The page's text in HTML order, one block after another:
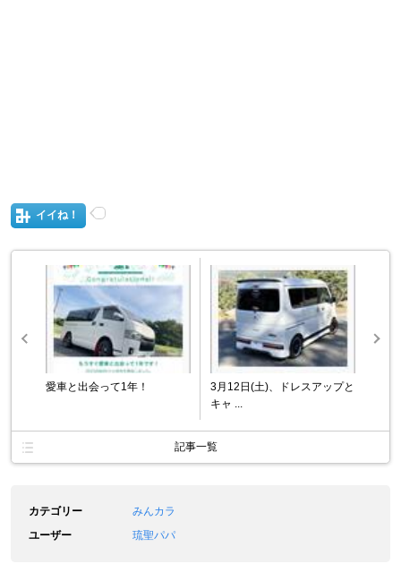
イイね！
愛車と出会って1年！
3月12日(土)、ドレスアップと
キャ ...
記事一覧
カテゴリー
みんカラ
ユーザー
琉聖パパ